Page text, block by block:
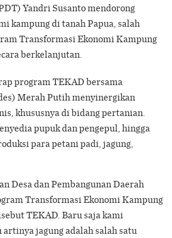
Yandri Susanto mendorong
kampung di tanah Papua, salah
Transformasi Ekonomi Kampung
berkelanjutan.
program TEKAD bersama
Merah Putih menyinergikan
khususnya di bidang pertanian.
pupuk dan pengepul, hingga
para petani padi, jagung,
Desa dan Pembangunan Daerah
Transformasi Ekonomi Kampung
TEKAD. Baru saja kami
jagung adalah salah satu